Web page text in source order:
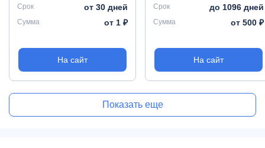
Срок от 30 дней
Сумма от 1 ₽
На сайт
Срок до 1096 дней
Сумма от 500 ₽
На сайт
Показать еще